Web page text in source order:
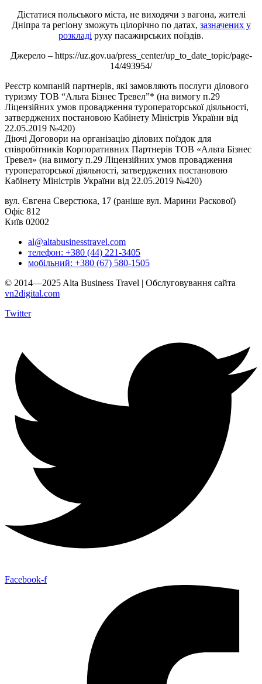
Дістатися польського міста, не виходячи з вагона, жителі
Дніпра та регіону зможуть цілорічно по датах, зазначених у
розкладі руху пасажирських поїздів.
Джерело – https://uz.gov.ua/press_center/up_to_date_topic/page-
14/493954/
Реєстр компаній партнерів, які замовляють послуги ділового
туризму ТОВ “Альта Бізнес Тревел”* (на вимогу п.29
Ліцензійних умов провадження туроператорської діяльності,
затверджених постановою Кабінету Міністрів України від
22.05.2019 №420)
Діючі Договори на організацію ділових поїздок для
співробітників Корпоративних Партнерів ТОВ «Альта Бізнес
Тревел» (на вимогу п.29 Ліцензійних умов провадження
туроператорської діяльності, затверджених постановою
Кабінету Міністрів України від 22.05.2019 №420)
вул. Євгена Сверстюка, 17 (раніше вул. Марини Раскової)
Офіс 812
Київ 02002
al@altabusinesstravel.com
телефон: +380 (44) 221-3405
мобільний: +380 (67) 580-1505
© 2014—2025 Alta Business Travel | Обслуговування сайта
vn2digital.com
Twitter
Facebook-f